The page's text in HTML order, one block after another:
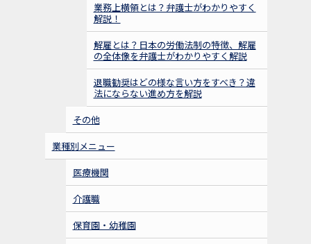
業務上横領とは？弁護士がわかりやすく
解説！
解雇とは？日本の労働法制の特徴、解雇
の全体像を弁護士がわかりやすく解説
退職勧奨はどの様な言い方をすべき？違
法にならない進め方を解説
その他
業種別メニュー
医療機関
介護職
保育園・幼稚園